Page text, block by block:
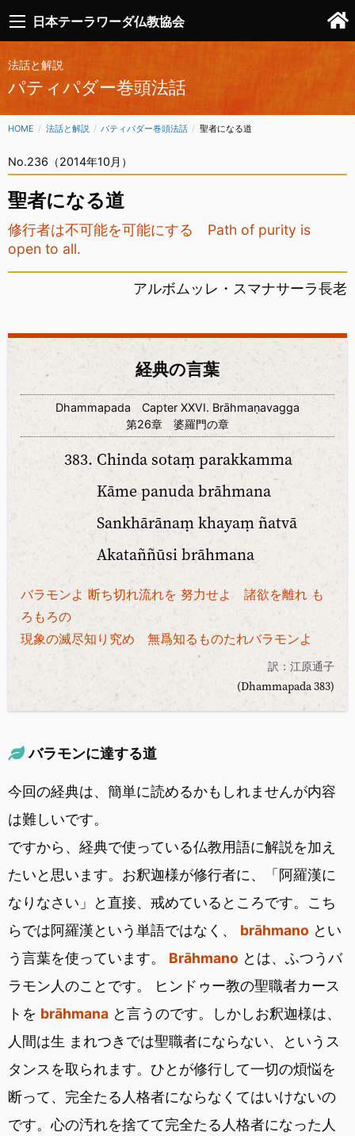
日本テーラワーダ仏教協会
法話と解説
パティパダー巻頭法話
HOME 法話と解説 パティパダー巻頭法話 CURRENT:
聖者になる道
No.236（2014年10月）
聖者になる道
修行者は不可能を可能にする Path of purity is
open to all.
アルボムッレ・スマナサーラ長老
経典の言葉
Dhammapada Capter XXVI. Brāhmaṇavagga
第26章 婆羅門の章
Chinda sotaṃ parakkamma
Kāme panuda brāhmana
Sankhārānaṃ khayaṃ ñatvā
Akataññūsi brāhmana
バラモンよ 断ち切れ流れを 努力せよ 諸欲を離れ も
ろもろの
現象の滅尽知り究め 無爲知るものたれバラモンよ
訳：江原通子
(Dhammapada 383)
バラモンに達する道
今回の経典は、簡単に読めるかもしれませんが内容
は難しいです。
ですから、経典で使っている仏教用語に解説を加え
たいと思います。お釈迦様が修行者に、「阿羅漢に
なりなさい」と直接、戒めているところです。こち
らでは阿羅漢という単語ではなく、 brāhmano とい
う言葉を使っています。 Brāhmano とは、ふつうバ
ラモン人のことです。 ヒンドゥー教の聖職者カース
トを brāhmana と言うのです。しかしお釈迦様は、
人間は生 まれつきでは聖職者にならない、というス
タンスを取られます。ひとが修行して一切の煩悩を
断って、完全たる人格者にならなくてはいけないの
です。心の汚れを捨てて完全たる人格者になった人